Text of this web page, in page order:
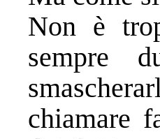
Non è
sempre
chiamare